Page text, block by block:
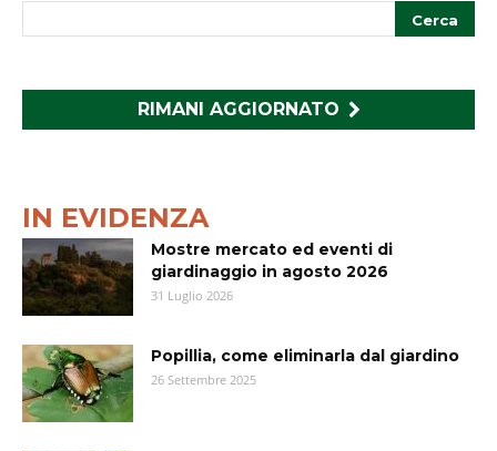
RIMANI AGGIORNATO
IN EVIDENZA
Mostre mercato ed eventi di
giardinaggio in agosto 2026
31 Luglio 2026
Popillia, come eliminarla dal giardino
26 Settembre 2025